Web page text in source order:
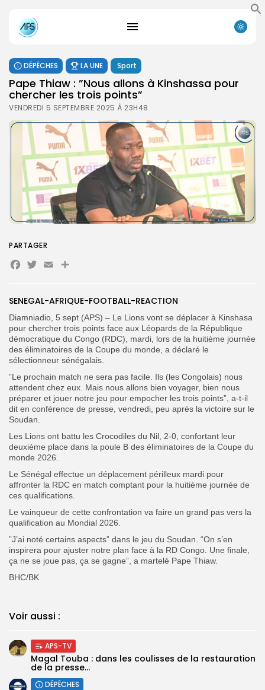
for:
FR
DÉPÊCHES LA UNE Sport
Pape Thiaw : ”Nous allons à Kinshassa pour
chercher les trois points”
VENDREDI 5 SEPTEMBRE 2025 À 23H48
SENEGAL-AFRIQUE-FOOTBALL-REACTION
Diamniadio, 5 sept (APS) – Le Lions vont se déplacer à Kinshasa
pour chercher trois points face aux Léopards de la République
démocratique du Congo (RDC), mardi, lors de la huitième journée
des éliminatoires de la Coupe du monde, a déclaré le
sélectionneur sénégalais.
”Le prochain match ne sera pas facile. Ils (les Congolais) nous
attendent chez eux. Mais nous allons bien voyager, bien nous
préparer et jouer notre jeu pour empocher les trois points”, a-t-il
dit en conférence de presse, vendredi, peu après la victoire sur le
Soudan.
Les Lions ont battu les Crocodiles du Nil, 2-0, confortant leur
deuxième place dans la poule B des éliminatoires de la Coupe du
monde 2026.
Le Sénégal effectue un déplacement périlleux mardi pour
affronter la RDC en match comptant pour la huitième journée de
ces qualifications.
Le vainqueur de cette confrontation va faire un grand pas vers la
qualification au Mondial 2026.
”J’ai noté certains aspects” dans le jeu du Soudan. “On s’en
inspirera pour ajuster notre plan face à la RD Congo. Une finale,
ça ne se joue pas, ça se gagne”, a martelé Pape Thiaw.
BHC/BK
Voir aussi :
APS-TV
Magal Touba : dans les coulisses de la restauration
de la presse...
DÉPÊCHES
PARTAGER
Facebook
Twitter
EmailPartager